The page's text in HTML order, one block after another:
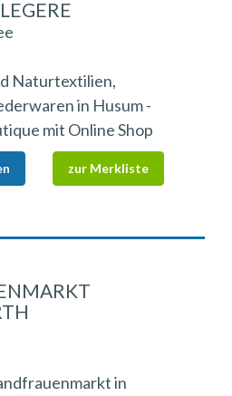
Naturtextilien,
in Husum -
mit Online Shop
zur Merkliste
in